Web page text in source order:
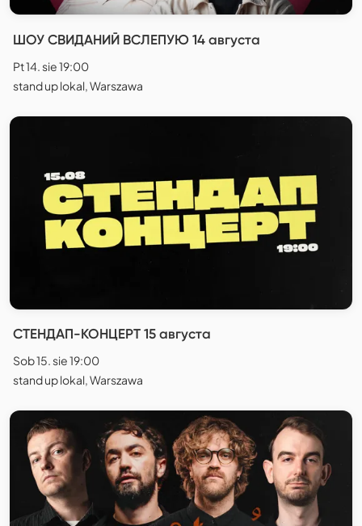
ШОУ СВИДАНИЙ ВСЛЕПУЮ 14 августа
Pt 14. sie 19:00
stand up lokal, Warszawa
СТЕНДАП-КОНЦЕРТ 15 августа
Sob 15. sie 19:00
stand up lokal, Warszawa